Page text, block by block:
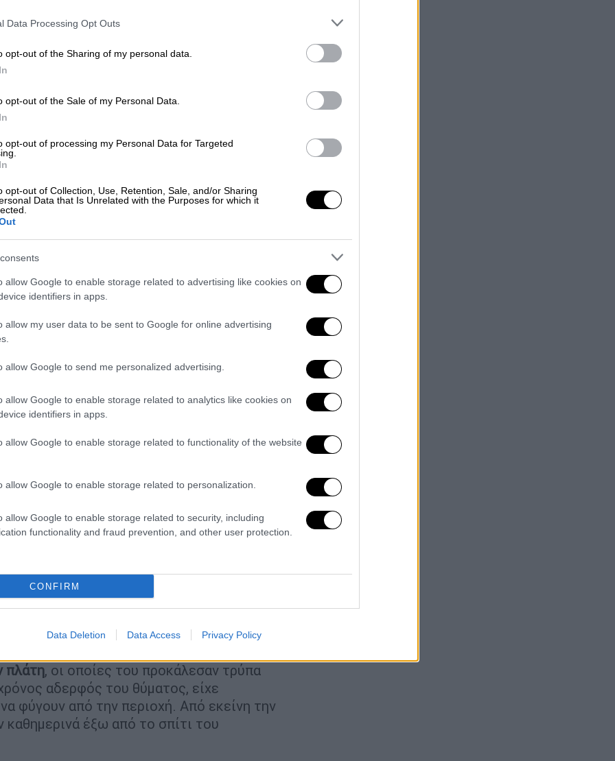
Data Processing Opt Outs
opt-out of the Sharing of my personal data.
opt-out of the Sale of my Personal Data.
opt-out of processing my Personal Data for Targeted
opt-out of Collection, Use, Retention, Sale, and/or Sharing
Data that Is Unrelated with the Purposes for which it
allow Google to enable storage related to advertising like cookies on
identifiers in apps.
allow my user data to be sent to Google for online advertising
allow Google to send me personalized advertising.
allow Google to enable storage related to analytics like cookies on
identifiers in apps.
allow Google to enable storage related to functionality of the website
allow Google to enable storage related to personalization.
allow Google to enable storage related to security, including
functionality and fraud prevention, and other user protection.
CONFIRM
Data Deletion Data Access Privacy Policy
του.
της περιοχής τηςΜάρπησσας
στους νεαρούς, με αποτέλεσμα να
, το όποιο κατέληξε στο να δεχτεί
Ποινική δίωξη για
στον 35χρονο
Οι απειλές, το τηλεφώνημα και η
πλάτη, οι οποίες του προκάλεσαν τρύπα
αδερφός του θύματος, είχε
φύγουν από την περιοχή. Από εκείνη την
καθημερινά έξω από το σπίτι του